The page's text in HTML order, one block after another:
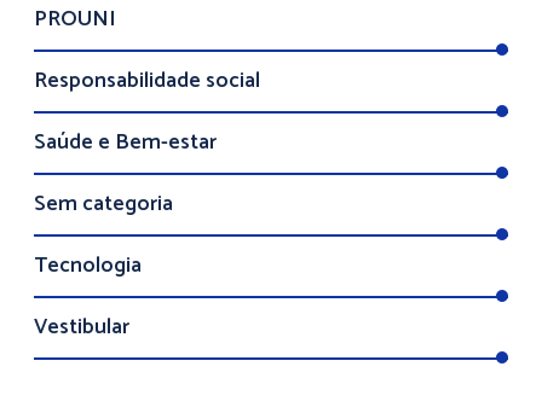
PROUNI
Responsabilidade social
Saúde e Bem-estar
Sem categoria
Tecnologia
Vestibular